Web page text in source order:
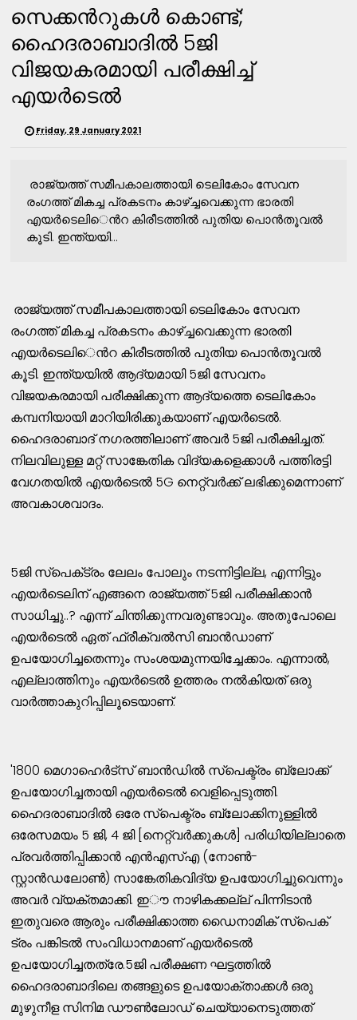
സെക്കൻറുകൾ കൊണ്ട്​​;
ഹൈദരാബാദിൽ 5ജി
വിജയകരമായി പരീക്ഷിച്ച്​
എയർടെൽ
Friday, 29 January 2021
രാജ്യത്ത്​ സമീപകാലത്തായി ടെലികോം സേവന
രംഗത്ത്​ മികച്ച പ്രകടനം കാഴ്​ച്ചവെക്കുന്ന ഭാരതി
എയർടെലി​െൻറ കിരീടത്തിൽ പുതിയ പൊൻതൂവൽ
കൂടി. ഇന്ത്യയി...
രാജ്യത്ത്​ സമീപകാലത്തായി ടെലികോം സേവന
രംഗത്ത്​ മികച്ച പ്രകടനം കാഴ്​ച്ചവെക്കുന്ന ഭാരതി
എയർടെലി​െൻറ കിരീടത്തിൽ പുതിയ പൊൻതൂവൽ
കൂടി. ഇന്ത്യയിൽ ആദ്യമായി 5ജി സേവനം
വിജയകരമായി പരീക്ഷിക്കുന്ന ആദ്യത്തെ ടെലികോം
കമ്പനിയായി മാറിയിരിക്കുകയാണ്​ എയർടെൽ.
ഹൈദരാബാദ്​ നഗരത്തിലാണ്​ അവർ 5ജി പരീക്ഷിച്ചത്​.
നിലവിലുള്ള മറ്റ് സാങ്കേതിക വിദ്യകളെക്കാൾ പത്തിരട്ടി
വേഗതയിൽ എയർടെൽ 5G നെറ്റ്‌വർക്ക് ലഭിക്കുമെന്നാണ്​
അവകാശവാദം.
5ജി സ്​പെക്​ട്രം ലേലം പോലും നടന്നിട്ടില്ല, എന്നിട്ടും
എയർടെലിന്​ എങ്ങനെ രാജ്യത്ത്​ 5ജി പരീക്ഷിക്കാൻ
സാധിച്ചു..? എന്ന്​ ചിന്തിക്കുന്നവരുണ്ടാവും. അതുപോലെ
എയർടെൽ ഏത്​ ഫ്രീക്വൽസി ബാൻഡാണ്​
ഉപയോഗിച്ചതെന്നും സംശയമുന്നയിച്ചേക്കാം. എന്നാൽ,
എല്ലാത്തിനും എയർടെൽ ഉത്തരം നൽകിയത്​ ഒരു
വാർത്താകുറിപ്പിലൂടെയാണ്​​.
'1800 മെഗാഹെർട്സ് ബാൻഡിൽ സ്‌പെക്ട്രം ബ്ലോക്ക്
ഉപയോഗിച്ചതായി എയർടെൽ വെളിപ്പെടുത്തി.
ഹൈദരാബാദിൽ ഒരേ സ്പെക്ട്രം ബ്ലോക്കിനുള്ളിൽ
ഒരേസമയം 5 ജി, 4 ജി [നെറ്റ്‌വർക്കുകൾ] പരിധിയില്ലാതെ
പ്രവർത്തിപ്പിക്കാൻ എൻ‌എസ്‌എ (നോൺ-
സ്റ്റാൻ‌ഡലോൺ) സാങ്കേതികവിദ്യ ഉപയോഗിച്ചുവെന്നും
അവർ വ്യക്​തമാക്കി. ഇൗ നാഴികക്കല്ല്​ പിന്നിടാൻ
ഇതുവരെ ആരും പരീക്ഷിക്കാത്ത ഡൈനാമിക്​ സ്​പെക്​
ട്രം പങ്കിടൽ സംവിധാനമാണ്​ എയർടെൽ
ഉപയോഗിച്ചതത്രേ​.5ജി പരീക്ഷണ ഘട്ടത്തിൽ
ഹൈദരാബാദിലെ തങ്ങളുടെ ഉപയോക്​താക്കൾ​ ഒരു
മുഴുനീള സിനിമ ഡൗൺലോഡ്​ ചെയ്യാനെടുത്തത്​